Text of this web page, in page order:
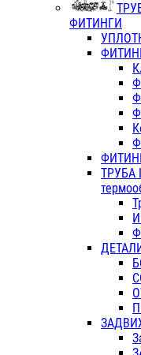
ФИТИНГИ
ТРУБА